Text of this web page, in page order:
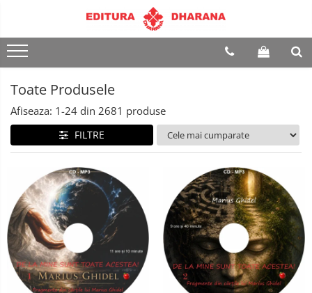
Toate Produsele
Afiseaza: 1-24 din 2681 produse
FILTRE